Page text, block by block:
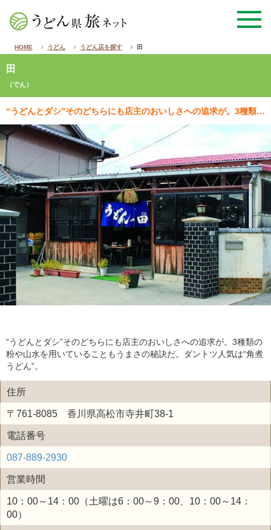
HOME うどん うどん店を探す 田
田
（でん）
“うどんとダシ”そのどちらにも店主のおいしさへの追求が。3種類の粉や山水を用いていることもうまさの秘…
“うどんとダシ”そのどちらにも店主のおいしさへの追求が。3種類の
粉や山水を用いていることもうまさの秘訣だ。ダントツ人気は“角煮
うどん”。
住所
〒761-8085 香川県高松市寺井町38-1
電話番号
087-889-2930
営業時間
10：00～14：00（土曜は6：00～9：00、10：00～14：
00）